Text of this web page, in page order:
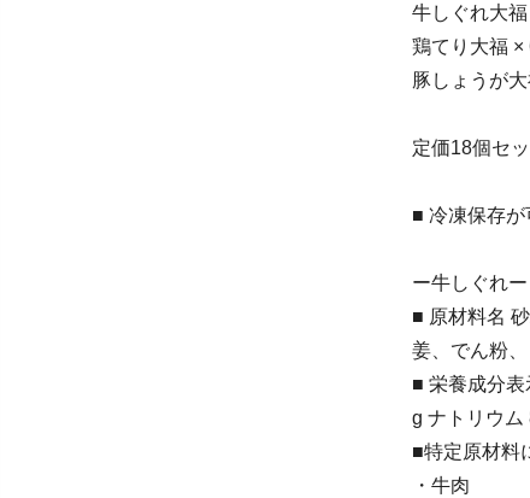
牛しぐれ大
鶏てり大福 ×
豚しょうが
定価18個セ
■ 冷凍保存が
ー牛しぐれー
■ 原材料名
姜、でん粉
■ 栄養成分
g ナトリウ
■特定原材料
・牛肉